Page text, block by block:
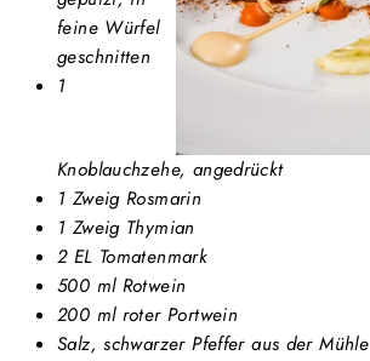
feine Würfel
geschnitten
1
Knoblauchzehe, angedrückt
1 Zweig Rosmarin
1 Zweig Thymian
2 EL Tomatenmark
500 ml Rotwein
200 ml roter Portwein
Salz, schwarzer Pfeffer aus der Mühle